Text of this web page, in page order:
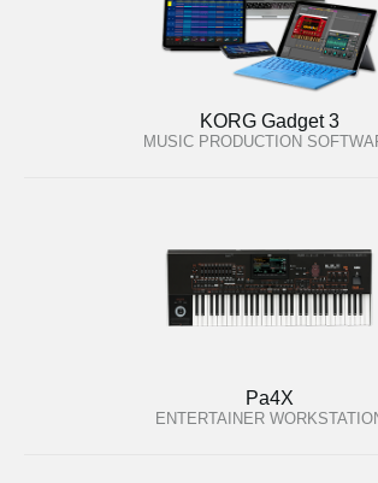
KORG Gadget 3
MUSIC PRODUCTION
Pa4X
ENTERTAINER